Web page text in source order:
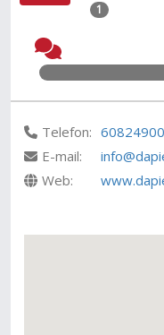
1
Telefon:
E-mail:
Web: